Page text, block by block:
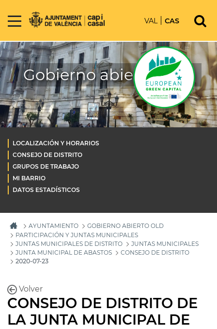
VAL CAS
Gobierno abierto OLD
LOCALIZACIÓN Y HORARIOS
CONSEJO DE DISTRITO
GRUPOS DE TRABAJO
MI BARRIO
DATOS ESTADÍSTICOS
AYUNTAMIENTO
GOBIERNO ABIERTO OLD
PARTICIPACIÓN Y JUNTAS MUNICIPALES
JUNTAS MUNICIPALES DE DISTRITO
JUNTAS MUNICIPALES
JUNTA MUNICIPAL DE ABASTOS
CONSEJO DE DISTRITO
2020-07-23
Volver
CONSEJO DE DISTRITO DE
LA JUNTA MUNICIPAL DE